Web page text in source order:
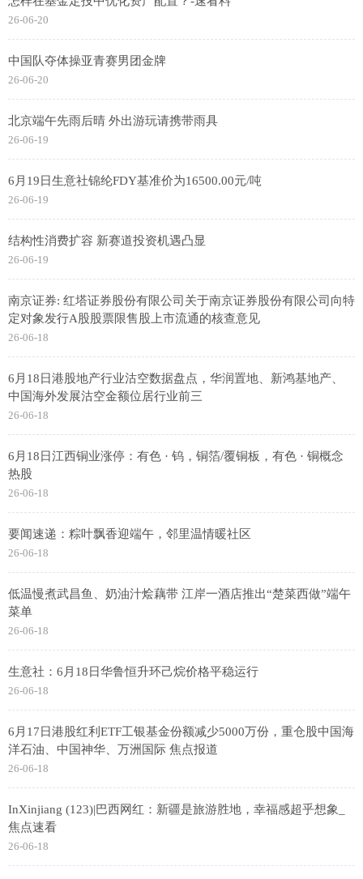
26-06-20
中国队夺体操亚青赛男团金牌
26-06-20
北京端午先雨后晴 外出游玩请携带雨具
26-06-19
6月19日生意社锦纶FDY基准价为16500.00元/吨
26-06-19
结构性消费扩容 新赛道投资机遇凸显
26-06-19
南京证券: 红塔证券股份有限公司关于南京证券股份有限公司向特
定对象发行A股股票限售股上市流通的核查意见
26-06-18
6月18日港股地产行业沽空数据盘点，华润置地、新鸿基地产、
中国海外发展沽空金额位居行业前三
26-06-18
6月18日江西铜业涨停：有色 · 钨，铜箔/覆铜板，有色 · 铜概念
热股
26-06-18
要闻速递：粽叶飘香迎端午，邻里温情暖社区
26-06-18
低温慢煮武昌鱼、奶油汁烩藕带 江岸一酒店推出“楚菜西做”端午
菜单
26-06-18
生意社：6月18日华鲁恒升环己烷价格平稳运行
26-06-18
6月17日港股红利ETF工银基金份额减少5000万份，重仓股中国海
洋石油、中国神华、万洲国际 焦点报道
26-06-18
InXinjiang (123)|巴西网红：新疆是旅游胜地，幸福感超乎想象_
焦点速看
26-06-18